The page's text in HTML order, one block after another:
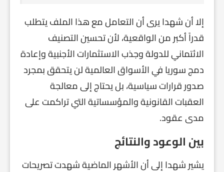
إلا أن شهدا يرى أن التعامل مع هذا الملف يتطلب
قدراً أكبر من الواقعية، لأن تحسين التصنيف
الائتماني للدولة وجذب الاستثمارات الأجنبية وإعادة
دمج سوريا في الأسواق العالمية لن يتحقق بمجرد
صدور قرارات سياسية، بل يحتاج إلى معالجة
العقبات القانونية والمؤسساتية التي تراكمت على
مدى عقود.
بين الوعود والنتائج
يشير شهدا إلى أن الأشهر الماضية شهدت تصريحات